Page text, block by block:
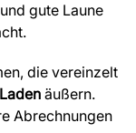
gute Laune
die vereinzelt
Laden äußern.
Abrechnungen